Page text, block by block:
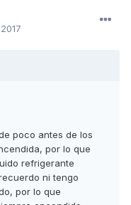
poco antes de los
por lo que
refrigerante
ni tengo
por lo que